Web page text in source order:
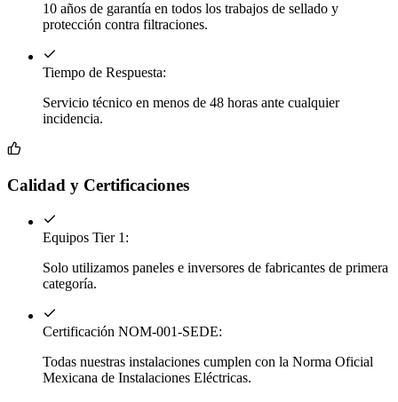
10 años de garantía en todos los trabajos de sellado y
protección contra filtraciones.
Tiempo de Respuesta:
Servicio técnico en menos de 48 horas ante cualquier
incidencia.
Calidad y Certificaciones
Equipos Tier 1:
Solo utilizamos paneles e inversores de fabricantes de primera
categoría.
Certificación NOM-001-SEDE:
Todas nuestras instalaciones cumplen con la Norma Oficial
Mexicana de Instalaciones Eléctricas.